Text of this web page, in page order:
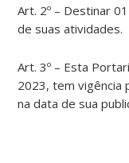
Art. 2º – Destinar
de suas atividades.
Art. 3º – Esta
2023, tem vigência
na data de sua